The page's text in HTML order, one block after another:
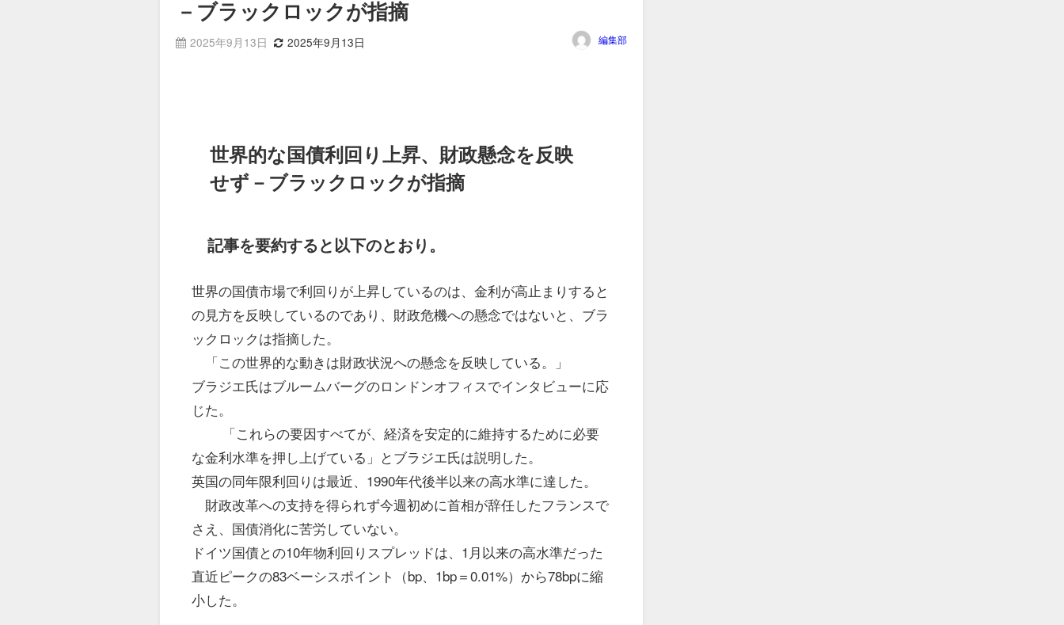
－ブラックロックが指摘
2025年9月13日 2025年9月13日 編集部
世界的な国債利回り上昇、財政懸念を反映
せず－ブラックロックが指摘
記事を要約すると以下のとおり。
世界の国債市場で利回りが上昇しているのは、金利が高止まりすると
の見方を反映しているのであり、財政危機への懸念ではないと、ブラ
ックロックは指摘した。
「この世界的な動きは財政状況への懸念を反映している。」
ブラジエ氏はブルームバーグのロンドンオフィスでインタビューに応
じた。
「これらの要因すべてが、経済を安定的に維持するために必要
な金利水準を押し上げている」とブラジエ氏は説明した。
英国の同年限利回りは最近、1990年代後半以来の高水準に達した。
財政改革への支持を得られず今週初めに首相が辞任したフランスで
さえ、国債消化に苦労していない。
ドイツ国債との10年物利回りスプレッドは、1月以来の高水準だった
直近ピークの83ベーシスポイント（bp、1bp＝0.01%）から78bpに縮
小した。